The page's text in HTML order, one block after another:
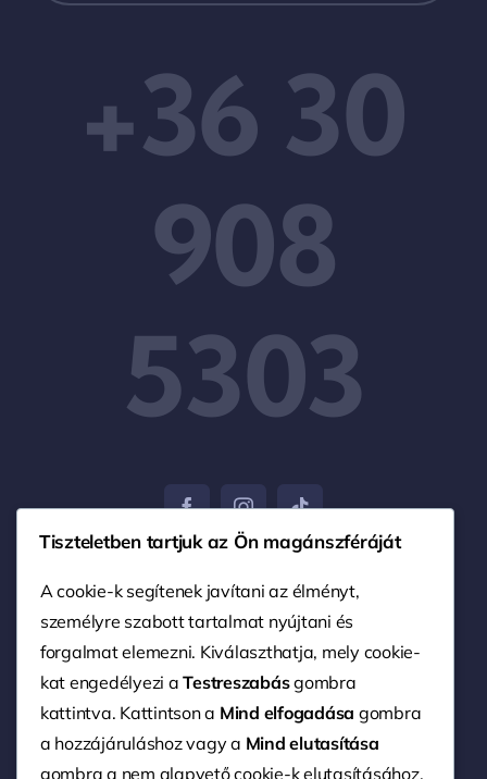
+36 30
908
5303
© 2004 - 2026 • Nagy Ferenc EV. • Minden jog
fenntartva. • Weboldalt készítette:Advert Marketing
Impresszum
Tiszteletben tartjuk az Ön magánszféráját
A cookie-k segítenek javítani az élményt,
személyre szabott tartalmat nyújtani és
forgalmat elemezni. Kiválaszthatja, mely cookie-
kat engedélyezi aTestreszabásgombra
kattintva. Kattintson a Mind elfogadása gombra
a hozzájáruláshoz vagy a Mind elutasítása
gombra a nem alapvető cookie-k elutasításához.